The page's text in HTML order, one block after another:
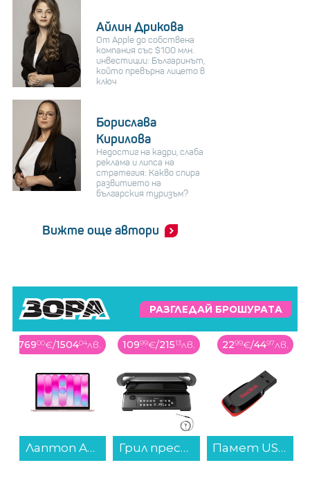
Айлин Дрикова
От Apple до собствена
компания със $100 млн.
инвестиции: Българинът,
който превърна лицето в
ключ
Борислава
Кирилова
Недостиг на кадри, слаба
реклама и липса на
стратегия: Какво спира
развитието на
българския туризъм?
Вижте още автори
РАЗГЛЕДАЙ БРОШУРАТА
76900€/150404лв.
Лаптоп Apple MacBook Neo 13" 256GB Blush mhfh4 , 13.00 , 256 , 8 , Apple A18 Pro 5 Core GPU , Apple A18 Pro 6 Core , Mac OS...
10999€/21513лв.
Грил преса Philips HD6307/70...
2299€/4497лв.
Памет USB SanDisk CRUZER BLADE 128 GB SDCZ50-128G-B35...